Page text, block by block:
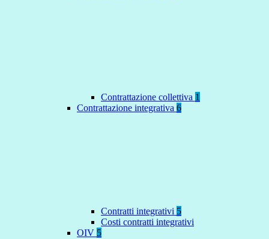
Contrattazione collettiva 1
Contrattazione integrativa 6
Contratti integrativi 5
Costi contratti integrativi
OIV 5